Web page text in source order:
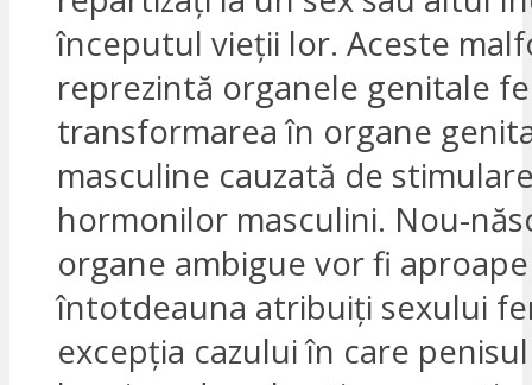
începutul vieții lor. Aceste
reprezintă organele genitale
transformarea în organe
masculine cauzată de
hormonilor masculini. Nou-
organe ambigue vor fi aproape
întotdeauna atribuiți sexului
excepția cazului în care